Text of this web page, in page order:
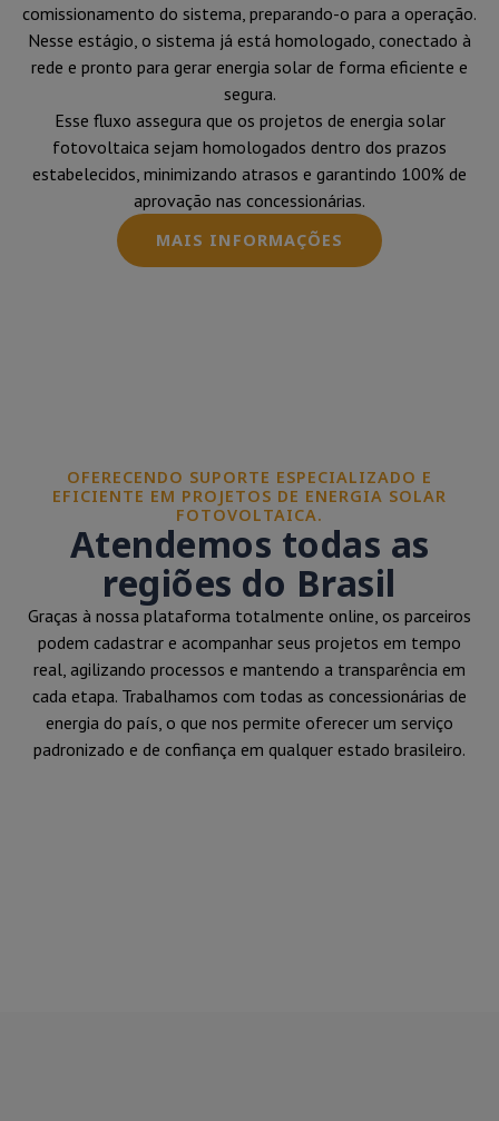
comissionamento do sistema, preparando-o para a operação.
Nesse estágio, o sistema já está homologado, conectado à
rede e pronto para gerar energia solar de forma eficiente e
segura.
Esse fluxo assegura que os projetos de energia solar
fotovoltaica sejam homologados dentro dos prazos
estabelecidos, minimizando atrasos e garantindo 100% de
aprovação nas concessionárias.
MAIS INFORMAÇÕES
OFERECENDO SUPORTE ESPECIALIZADO E
EFICIENTE EM PROJETOS DE ENERGIA SOLAR
FOTOVOLTAICA.
Atendemos todas as
regiões do Brasil
Graças à nossa plataforma totalmente online, os parceiros
podem cadastrar e acompanhar seus projetos em tempo
real, agilizando processos e mantendo a transparência em
cada etapa. Trabalhamos com todas as concessionárias de
energia do país, o que nos permite oferecer um serviço
padronizado e de confiança em qualquer estado brasileiro.